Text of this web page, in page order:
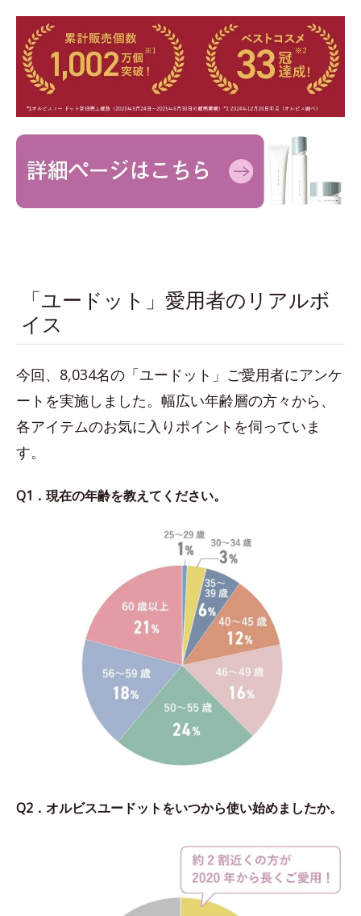
「ユードット」愛用者のリアルボ
イス
今回、8,034名の「ユードット」ご愛用者にアンケ
ートを実施しました。幅広い年齢層の方々から、
各アイテムのお気に入りポイントを伺っていま
す。
Q1．現在の年齢を教えてください。
Q2．オルビスユードットをいつから使い始めましたか。